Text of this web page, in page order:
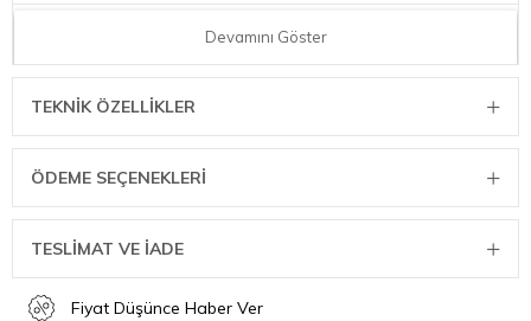
Wüsthof 1119594901 Mutfak Makası Seti 18li
Devamını Göster
TEKNIK ÖZELLIKLER
ÖDEME SEÇENEKLERI
TESLİMAT VE İADE
Fiyat Düşünce Haber Ver